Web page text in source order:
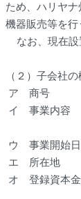
ため、ハリヤ
機器販売等を行
なお、現在設
（２）子会社
ア 商号
イ 事業内容
ウ 事業開始日
エ 所在地
オ 登録資本